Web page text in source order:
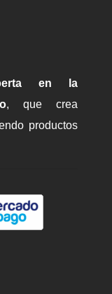
en la
, que crea
productos